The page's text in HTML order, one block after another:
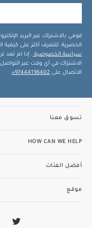
قومي بالاشتراك عبر البريد
الحصرية. للتعرف أكثر على كيفية
سياسة الخصوصية . إذا لم تعد
الاشتراك في أي وقت عبر التواصل
الاتصال على 97444196402+
.
تسوق معنا
HOW CAN WE HELP
أفضل الفئات
موقع